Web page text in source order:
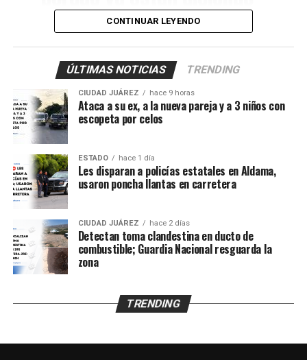
que fue una denuncia
anónima. Para que
también vea la ciudadanía
que se meten a las casas
de gente normal y luego
los malandros, a gusto”.
De acuerdo con los primeros reportes, elementos del
Grupo Antisecuestro de la Fiscalía General del
Estadohabrían sido presuntamente atacados a balazos
mientras realizaban labores de investigación en un
domicilio ubicado en el cruce deFrancisco González
Bocanegra y Pradera de Villa Ahumada, en el
fraccionamiento Praderas de Henequén.
Sin embargo, el testimonio sostiene una versión distinta
CONTINUAR LEYENDO
ÚLTIMAS NOTICIAS TRENDING
CIUDAD JUÁREZ hace 9 horas
Ataca a su ex, a la nueva pareja y a 3 niños con
escopeta por celos
ESTADO hace 1 día
Les disparan a policías estatales en Aldama,
usaron poncha llantas en carretera
CIUDAD JUÁREZ hace 2 días
Detectan toma clandestina en ducto de
combustible; Guardia Nacional resguarda la
zona
TRENDING